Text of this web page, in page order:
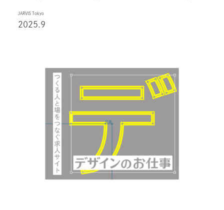
JARVIS Tokyo
2025.9